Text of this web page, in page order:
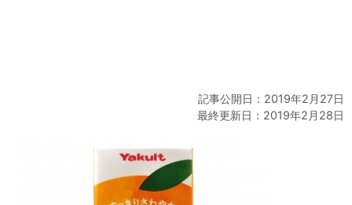
記事公開日：2019年2月27日
最終更新日：2019年2月28日